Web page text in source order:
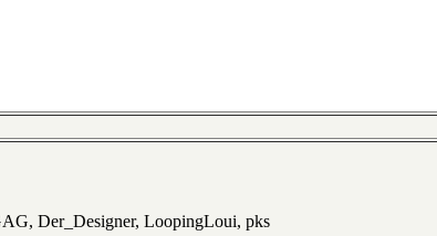
Der_Designer, LoopingLoui, pks